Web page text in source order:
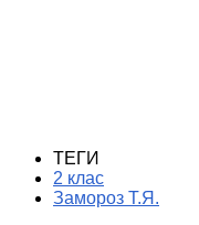
ТЕГИ
2 клас
Замороз Т.Я.